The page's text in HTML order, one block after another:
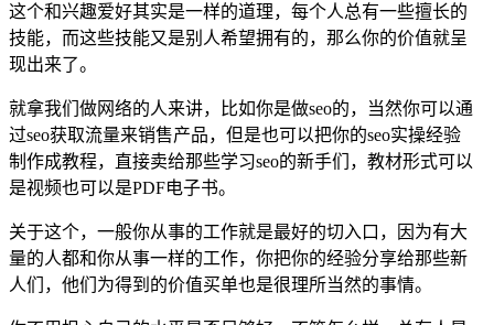
这个和兴趣爱好其实是一样的道理，每个人总有一些擅长的
技能，而这些技能又是别人希望拥有的，那么你的价值就呈
现出来了。
就拿我们做网络的人来讲，比如你是做seo的，当然你可以通
过seo获取流量来销售产品，但是也可以把你的seo实操经验
制作成教程，直接卖给那些学习seo的新手们，教材形式可以
是视频也可以是PDF电子书。
关于这个，一般你从事的工作就是最好的切入口，因为有大
量的人都和你从事一样的工作，你把你的经验分享给那些新
人们，他们为得到的价值买单也是很理所当然的事情。